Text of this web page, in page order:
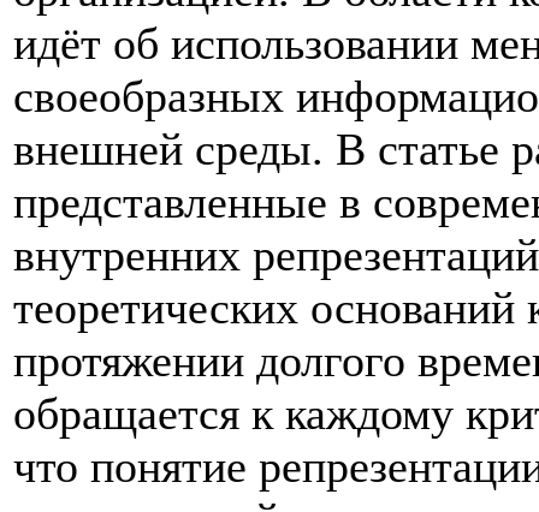
идёт об использовании
своеобразных
внешней среды. В статье
представленные в
внутренних
теоретических оснований
протяжении долгого
обращается к каждому
что понятие